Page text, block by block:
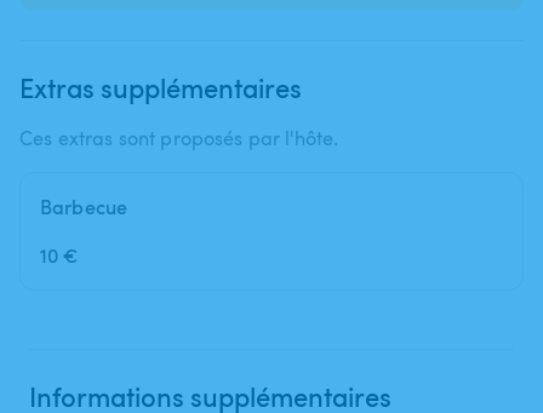
Extras supplémentaires
Ces extras sont proposés par l'hôte.
Barbecue
10 €
Informations supplémentaires